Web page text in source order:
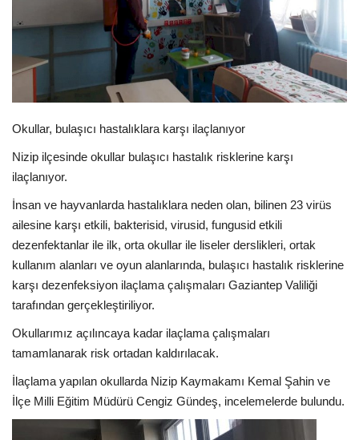
Resmiilan
Okullar, bulaşıcı hastalıklara karşı ilaçlanıyor
Nizip ilçesinde okullar bulaşıcı hastalık risklerine karşı
ilaçlanıyor.
İnsan ve hayvanlarda hastalıklara neden olan, bilinen 23 virüs
ailesine karşı etkili, bakterisid, virusid, fungusid etkili
dezenfektanlar ile ilk, orta okullar ile liseler derslikleri, ortak
kullanım alanları ve oyun alanlarında, bulaşıcı hastalık risklerine
karşı dezenfeksiyon ilaçlama çalışmaları Gaziantep Valiliği
tarafından gerçekleştiriliyor.
Okullarımız açılıncaya kadar ilaçlama çalışmaları
tamamlanarak risk ortadan kaldırılacak.
İlaçlama yapılan okullarda Nizip Kaymakamı Kemal Şahin ve
İlçe Milli Eğitim Müdürü Cengiz Gündeş, incelemelerde bulundu.